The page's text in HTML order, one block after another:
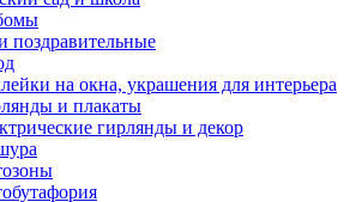
поздравительные
на окна, украшения для интерьера
и плакаты
гирлянды и декор